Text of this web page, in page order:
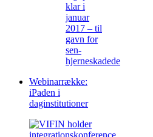
klar i
januar
2017 – til
gavn for
sen-
hjerneskadede
Webinarrække:
iPaden i
daginstitutioner